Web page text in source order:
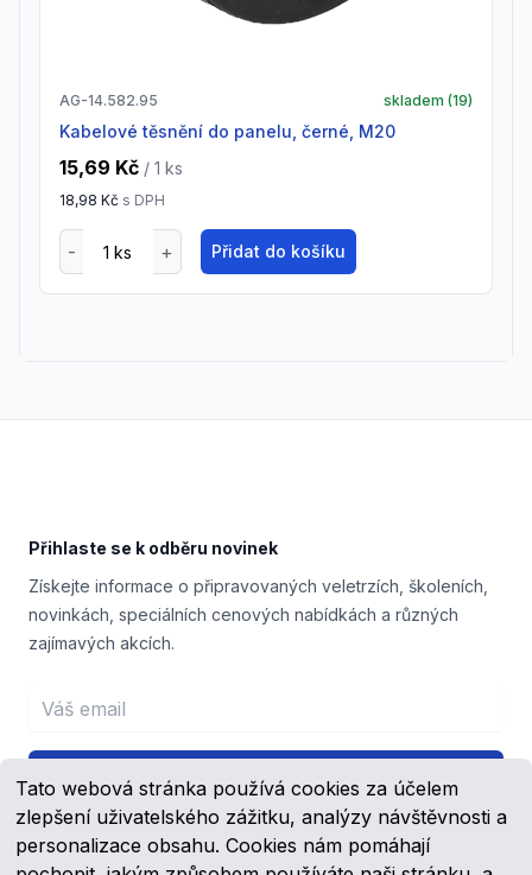
Tato webová stránka používá cookies za účelem
zlepšení uživatelského zážitku, analýzy návštěvnosti a
personalizace obsahu. Cookies nám pomáhají
AG-14.582.95 skladem (19)
Kabelové těsnění do panelu, černé, M20
15,69 Kč / 1 ks
18,98 Kč s DPH
Přidat do košíku
Přihlaste se k odběru novinek
Získejte informace o připravovaných veletrzích, školeních,
novinkách, speciálních cenových nabídkách a různých
zajímavých akcích.
Email address
Přihlášení